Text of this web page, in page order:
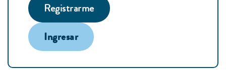
Registrarme
Ingresar